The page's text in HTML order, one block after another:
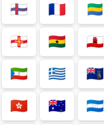
🇫🇴
🇫🇷 🇬🇦
🇬🇬
🇬🇭 🇬🇮
🇬🇶
🇬🇷 🇬🇸
🇭🇰
🇭🇲 🇭🇳